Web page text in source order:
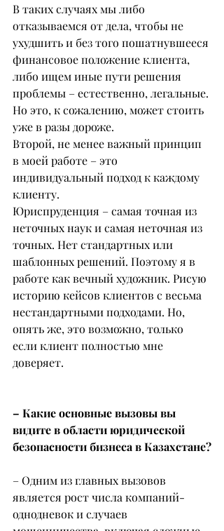
В таких случаях мы либо
отказываемся от дела, чтобы не
ухудшить и без того пошатнувшееся
финансовое положение клиента,
либо ищем иные пути решения
проблемы – естественно, легальные.
Но это, к сожалению, может стоить
уже в разы дороже.
Второй, не менее важный принцип
в моей работе – это
индивидуальный подход к каждому
клиенту.
Юриспруденция – самая точная из
неточных наук и самая неточная из
точных. Нет стандартных или
шаблонных решений. Поэтому я в
работе как вечный художник. Рисую
историю кейсов клиентов с весьма
нестандартными подходами. Но,
опять же, это возможно, только
если клиент полностью мне
доверяет.
– Какие основные вызовы вы
видите в области юридической
безопасности бизнеса в Казахстане?
– Одним из главных вызовов
является рост числа компаний-
однодневок и случаев